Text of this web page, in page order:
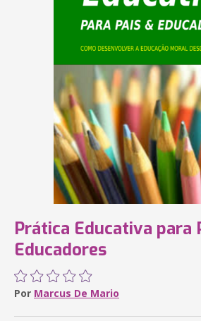
Prática Educativa para
Educadores
Por Marcus De Mario